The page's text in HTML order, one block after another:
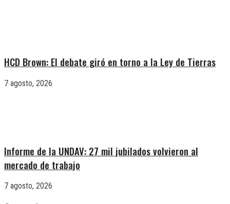
HCD Brown: El debate giró en torno a la Ley de Tierras
7 agosto, 2026
Informe de la UNDAV: 27 mil jubilados volvieron al
mercado de trabajo
7 agosto, 2026